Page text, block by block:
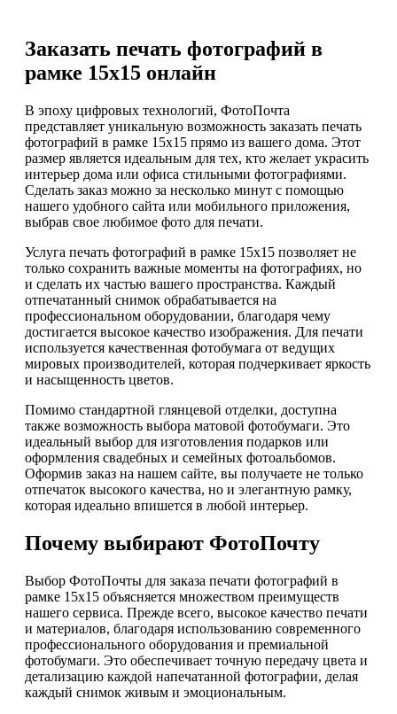
Заказать печать фотографий в
рамке 15х15 онлайн
В эпоху цифровых технологий, ФотоПочта
представляет уникальную возможность заказать печать
фотографий в рамке 15х15 прямо из вашего дома. Этот
размер является идеальным для тех, кто желает украсить
интерьер дома или офиса стильными фотографиями.
Сделать заказ можно за несколько минут с помощью
нашего удобного сайта или мобильного приложения,
выбрав свое любимое фото для печати.
Услуга печать фотографий в рамке 15х15 позволяет не
только сохранить важные моменты на фотографиях, но
и сделать их частью вашего пространства. Каждый
отпечатанный снимок обрабатывается на
профессиональном оборудовании, благодаря чему
достигается высокое качество изображения. Для печати
используется качественная фотобумага от ведущих
мировых производителей, которая подчеркивает яркость
и насыщенность цветов.
Помимо стандартной глянцевой отделки, доступна
также возможность выбора матовой фотобумаги. Это
идеальный выбор для изготовления подарков или
оформления свадебных и семейных фотоальбомов.
Оформив заказ на нашем сайте, вы получаете не только
отпечаток высокого качества, но и элегантную рамку,
которая идеально впишется в любой интерьер.
Почему выбирают ФотоПочту
Выбор ФотоПочты для заказа печати фотографий в
рамке 15х15 объясняется множеством преимуществ
нашего сервиса. Прежде всего, высокое качество печати
и материалов, благодаря использованию современного
профессионального оборудования и премиальной
фотобумаги. Это обеспечивает точную передачу цвета и
детализацию каждой напечатанной фотографии, делая
каждый снимок живым и эмоциональным.